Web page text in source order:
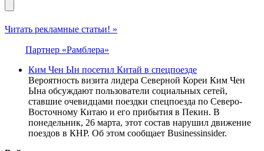
Читать рекламные статьи! »
Партнер «Рамблера»
Ким Чен Ын посетил Китай в спецпоезде
Вероятность визита лидера Северной Кореи Ким Чен
Ына обсуждают пользователи социальных сетей,
ставшие очевидцами поездки спецпоезда по Северо-
Восточному Китаю и его прибытия в Пекин. В
понедельник, 26 марта, этот состав нарушил движение
поездов в КНР. Об этом сообщает Businessinsider.